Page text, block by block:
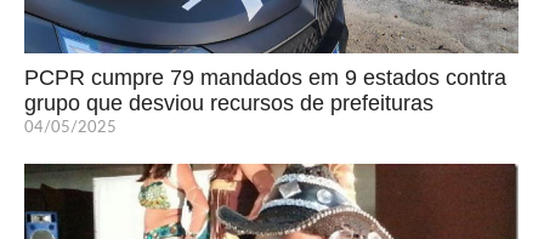
PCPR cumpre 79 mandados em 9 estados contra
grupo que desviou recursos de prefeituras
04/05/2025